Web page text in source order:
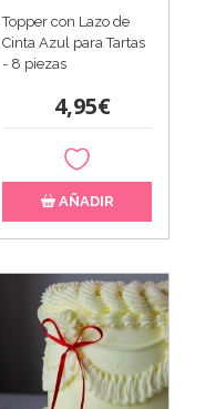
Topper con Lazo de
Cinta Azul para Tartas
- 8 piezas
4,95€
AÑADIR